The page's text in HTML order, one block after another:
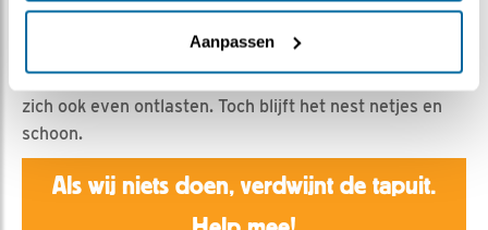
Aanpassen
Bewaar dit filmpje|
133x
M en v blijven het voedsel aanvoeren en de jongen
groeien als kool! Met zoveel voedsel moeten de jongen
zich ook even ontlasten. Toch blijft het nest netjes en
schoon.
Als wij niets doen, verdwijnt de tapuit.